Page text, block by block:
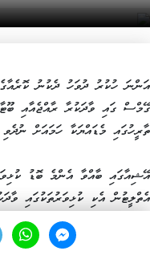
ގޭމްސް ގައި ވާދަކުރާ ރާއްޖެއާއި
ތާރީހުގައި މެޑައްޔަކާ ހަމައަށް
އެތްލީޓުން އެކި ކުޅިވަރުތަކުގައި
ގުއަންޒޫގައި
ބައިވެރިވި އެތްލީޓުންގެ ދެ ގުނަ